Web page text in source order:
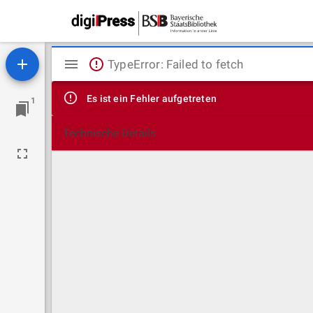
1
Mirador
Viewer
TypeError: Failed to fetch
Es ist ein Fehler aufgetreten
Technische Details